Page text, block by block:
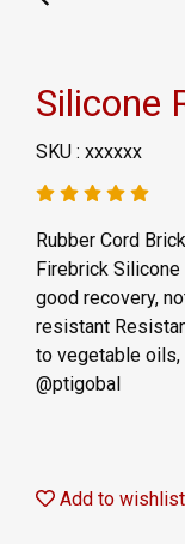
Silicone
SKU : xxxxxx
Rubber Cord
Firebrick
good recovery,
resistant
to vegetable oils,
@ptigobal
Add to wishlist